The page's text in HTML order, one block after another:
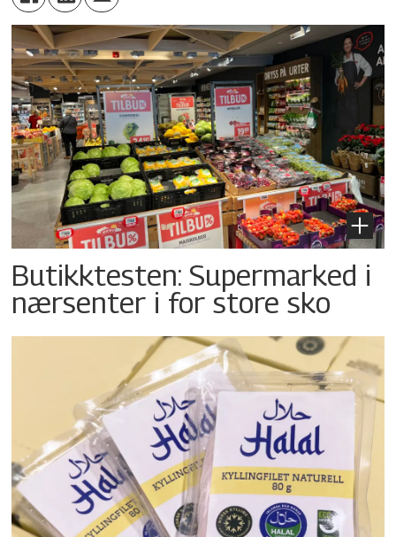
Butikktesten: Supermarked i
nærsenter i for store sko